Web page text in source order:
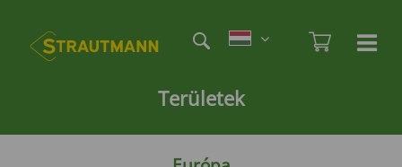
main
Területek